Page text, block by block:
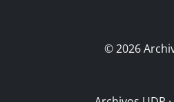
© 2026